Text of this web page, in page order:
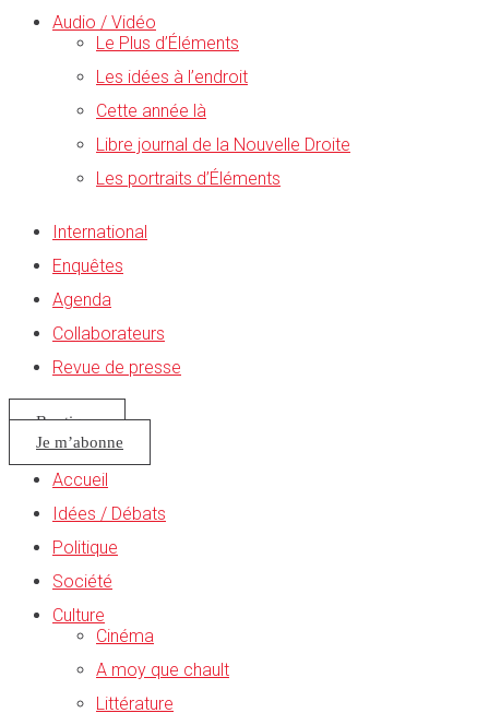
Audio / Vidéo
Le Plus d’Éléments
Les idées à l’endroit
Cette année là
Libre journal de la Nouvelle Droite
Les portraits d’Éléments
International
Enquêtes
Agenda
Collaborateurs
Revue de presse
Boutique
Je m’abonne
Accueil
Idées / Débats
Politique
Société
Culture
Cinéma
A moy que chault
Littérature